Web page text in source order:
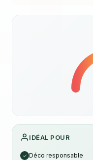
IDÉAL POUR
✓ Déco responsable